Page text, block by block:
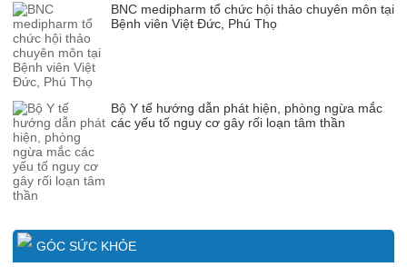
BNC medipharm tổ chức hội thảo chuyên môn tại
Bệnh viên Việt Đức, Phú Thọ
Bộ Y tế hướng dẫn phát hiện, phòng ngừa mắc
các yếu tố nguy cơ gây rối loạn tâm thần
GÓC SỨC KHỎE